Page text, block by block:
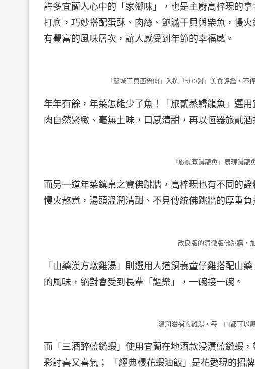
許多宜蘭人心中的「家鄉味」，也是主廚高梓現的
打底，巧妙搭配蛋酥、肉絲、飽滿干貝與柴魚，慢
有豐富的風味層次，讓人感受到年節的幸福感。
「蘭城干貝西魯肉」入選「500盤」美食評鑑，不
年年有餘，年菜怎能少了魚！「旅貳蒸鱘龍魚」選
肉自然緊緻、毫無土味，口感清甜，再以恆器旅貳
「旅貳蒸鱘龍魚」展現鱘龍
而另一道年菜鎮桌之寶佛跳牆，高梓現也有不同的
慢火熬煮，湯頭溫潤清甜、不見傳統佛跳牆的厚重
改良版的清徹版佛跳牆，
「山藥漢方燉雞湯」則選用人道飼養童仔雞搭配山
的風味，絕對會受到長輩「謳樂」，一碗接一碗。
溫潤滋補的雞湯，每一口都可以
而「三酒醉藍鑽蝦」使用宜蘭在地酒款浸漬藍鑽蝦
彩討喜又喜氣； 「經典櫻花蝦油飯」是花愛現的招